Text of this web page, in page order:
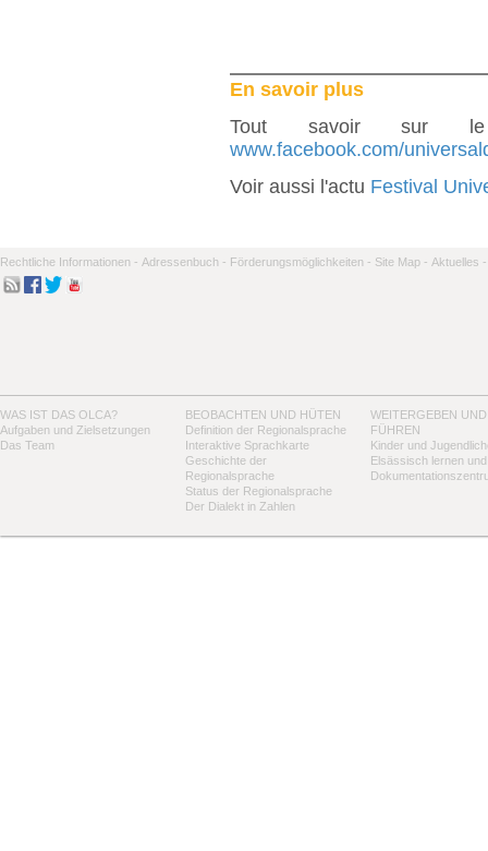
En savoir plus
Tout savoir sur
www.facebook.com/
Voir aussi l'actu Festival
Rechtliche Informationen - Adressenbuch - Förderungsmöglichkeiten - Site Map - Aktuelles -
WAS IST DAS OLCA?
Aufgaben und Zielsetzungen
Das Team
BEOBACHTEN UND HÜTEN
Definition der Regionalsprache
Interaktive Sprachkarte
Geschichte der
Regionalsprache
Status der Regionalsprache
Der Dialekt in Zahlen
WEITERGEBEN UND
FÜHREN
Kinder und
Elsässisch lernen